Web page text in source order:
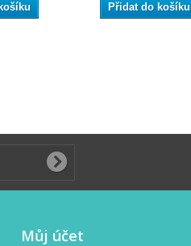
Přidat do košíku
Můj účet